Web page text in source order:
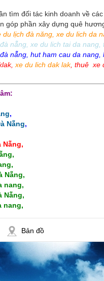
tìm đối tác kinh doanh về
góp phần xây dựng quê
du lịch đà năng xe du lich da
nẵng xe du lich tai da nang
nẵng hut ham cau da nang
, xe du lich dak lak, thuê xe
,
Nẵng,
Nẵng,
,
,
Nẵng,
nang,
Nẵng,
nang,
Bản đồ
nguyên căn Phú Yên,
căn tại Phú Yên
hiên đang cho thuê nhà nguyên
- Phú Yên.